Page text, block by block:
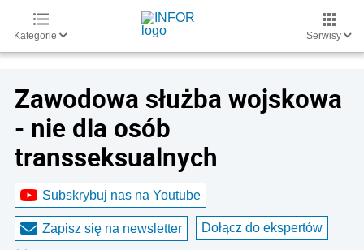
Kategorie Serwisy
Zawodowa służba wojskowa
- nie dla osób
transseksualnych
Subskrybuj nas na Youtube
Zapisz się na newsletter Dołącz do ekspertów